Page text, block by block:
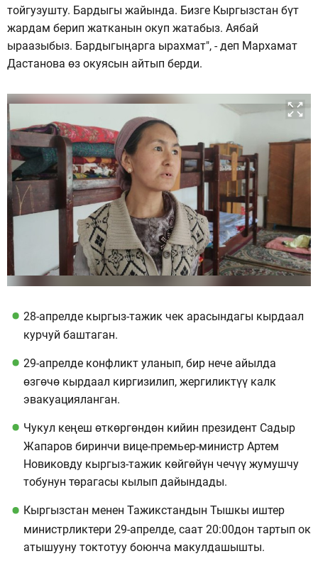
тойгузушту. Бардыгы жайында. Бизге Кыргызстан бүт
жардам берип жатканын окуп жатабыз. Аябай
ыраазыбыз. Бардыгыңарга ырахмат", - деп Мархамат
Дастанова өз окуясын айтып берди.
28-апрелде кыргыз-тажик чек арасындагы кырдаал
курчуй баштаган.
29-апрелде конфликт уланып, бир нече айылда
өзгөчө кырдаал киргизилип, жергиликтүү калк
эвакуацияланган.
Чукул кеңеш өткөргөндөн кийин президент Садыр
Жапаров биринчи вице-премьер-министр Артем
Новиковду кыргыз-тажик көйгөйүн чечүү жумушчу
тобунун төрагасы кылып дайындады.
Кыргызстан менен Тажикстандын Тышкы иштер
министрликтери 29-апрелде, саат 20:00дон тартып ок
атышууну токтотуу боюнча макулдашышты.